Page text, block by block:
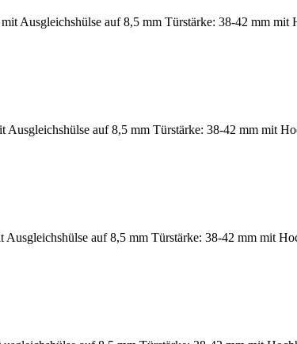
Ausgleichshülse auf 8,5 mm Türstärke: 38-42 mm mit
auf 8,5 mm Türstärke: 38-42 mm mit
auf 8,5 mm Türstärke: 38-42 mm mit